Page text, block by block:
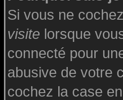
Si vous ne
visite lorsque
connecté pour
abusive de votre
cochez la case